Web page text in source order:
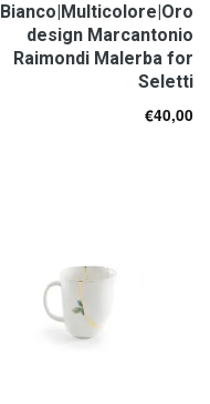
Bianco|Multicolore|Oro
design Marcantonio
Raimondi Malerba for
Seletti
€40,00